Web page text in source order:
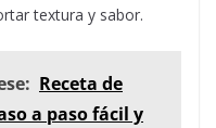
textura y sabor.
Receta de
a paso fácil y